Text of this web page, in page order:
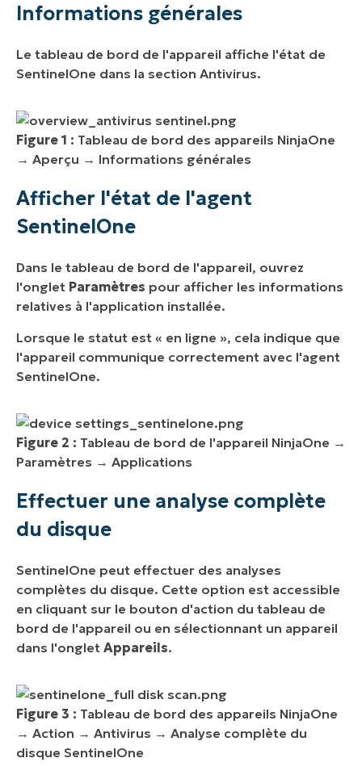
Informations générales
Le tableau de bord de l'appareil affiche l'état de
SentinelOne dans la section Antivirus.
Figure 1 : Tableau de bord des appareils NinjaOne
→ Aperçu → Informations générales
Afficher l'état de l'agent
SentinelOne
Dans le tableau de bord de l'appareil, ouvrez
l'onglet Paramètres pour afficher les informations
relatives à l'application installée.
Lorsque le statut est « en ligne », cela indique que
l'appareil communique correctement avec l'agent
SentinelOne.
Figure 2 : Tableau de bord de l'appareil NinjaOne →
Paramètres → Applications
Effectuer une analyse complète
du disque
SentinelOne peut effectuer des analyses
complètes du disque. Cette option est accessible
en cliquant sur le bouton d'action du tableau de
bord de l'appareil ou en sélectionnant un appareil
dans l'onglet Appareils.
Figure 3 : Tableau de bord des appareils NinjaOne
→ Action → Antivirus → Analyse complète du
disque SentinelOne